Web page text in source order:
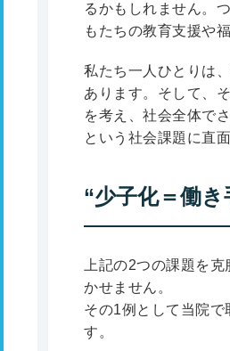
るかもしれません。
もたちの教育支援や
私たち一人ひとりは
あります。そして、
を考え、社会全体で
という社会課題に直
“少子化＝働
上記の2つの課題を
かせません。
その1例として当院
す。